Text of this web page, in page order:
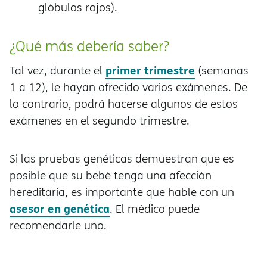
glóbulos rojos).
¿Qué más debería saber?
Tal vez, durante el primer trimestre (semanas
1 a 12), le hayan ofrecido varios exámenes. De
lo contrario, podrá hacerse algunos de estos
exámenes en el segundo trimestre.
Si las pruebas genéticas demuestran que es
posible que su bebé tenga una afección
hereditaria, es importante que hable con un
asesor en genética. El médico puede
recomendarle uno.